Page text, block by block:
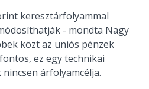
keresztárfolyammal
- mondta Nagy
közt az uniós pénzek
ez egy technikai
árfolyamcélja.